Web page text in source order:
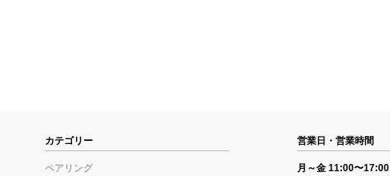
カテゴリー
ペアリング
営業日・営業時間
月～金 11:00〜17:00